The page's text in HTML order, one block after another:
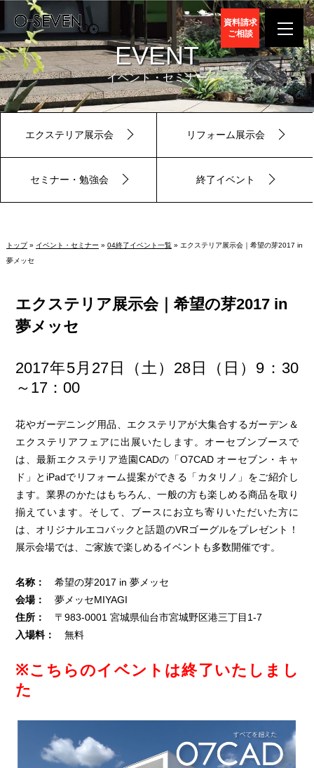
資料請求
ご相談
EVENT
イベント・セミナー
エクステリア展示会 リフォーム展示会
セミナー・勉強会 終了イベント
トップ» イベント・セミナー » 04終了イベント一覧» エクステリア展示会｜希望の芽2017 in
夢メッセ
エクステリア展示会｜希望の芽2017 in
夢メッセ
2017年5月27日（土）28日（日）9：30
～17：00
花やガーデニング用品、エクステリアが大集合するガーデン＆
エクステリアフェアに出展いたします。オーセブンブースで
は、最新エクステリア造園CADの「O7CAD オーセブン・キャ
ド」とiPadでリフォーム提案ができる「カタリノ」をご紹介し
ます。業界のかたはもちろん、一般の方も楽しめる商品を取り
揃えています。そして、ブースにお立ち寄りいただいた方に
は、オリジナルエコバックと話題のVRゴーグルをプレゼント！
展示会場では、ご家族で楽しめるイベントも多数開催です。
名称：希望の芽2017 in 夢メッセ
会場：夢メッセMIYAGI
住所： 〒983-0001 宮城県仙台市宮城野区港三丁目1-7
入場料：無料
※こちらのイベントは終了いたしまし
た